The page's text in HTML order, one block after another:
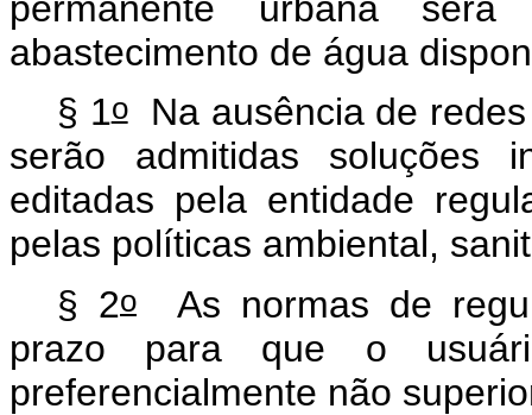
abastecimento de água
§ 1oNa ausência de redes
serão admitidas soluções
editadas pela entidade
pelas políticas ambiental,
§ 2o As normas de
prazo para que o
preferencialmente não